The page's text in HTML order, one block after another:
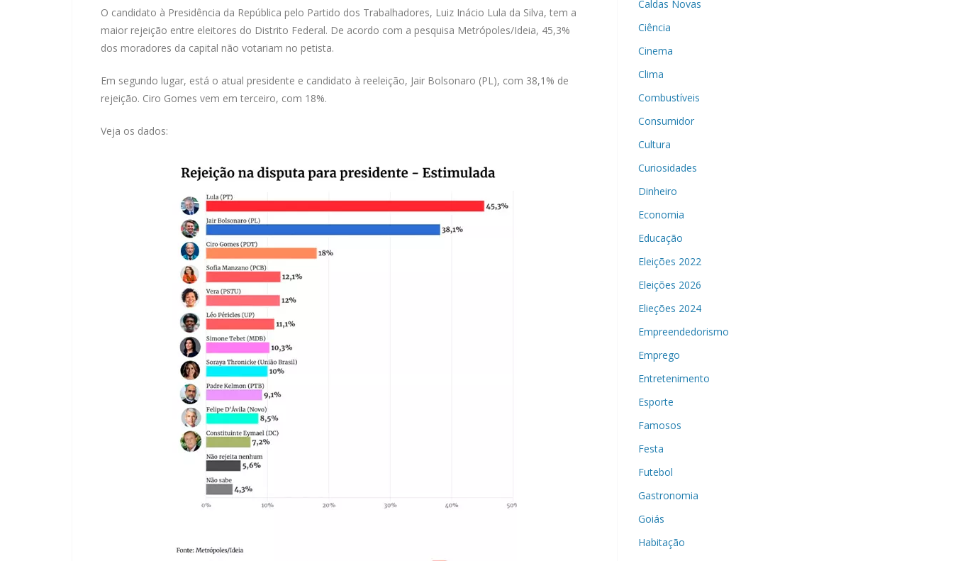
O candidato à Presidência da República pelo Partido dos Trabalhadores, Luiz Inácio Lula da Silva, tem a
maior rejeição entre eleitores do Distrito Federal. De acordo com a pesquisa Metrópoles/Ideia, 45,3%
dos moradores da capital não votariam no petista.
Em segundo lugar, está o atual presidente e candidato à reeleição, Jair Bolsonaro (PL), com 38,1% de
rejeição. Ciro Gomes vem em terceiro, com 18%.
Veja os dados:
Caldas Novas
Ciência
Cinema
Clima
Combustíveis
Consumidor
Cultura
Curiosidades
Dinheiro
Economia
Educação
Eleições 2022
Eleições 2026
Elieções 2024
Empreendedorismo
Emprego
Entretenimento
Esporte
Famosos
Festa
Futebol
Gastronomia
Goiás
Habitação